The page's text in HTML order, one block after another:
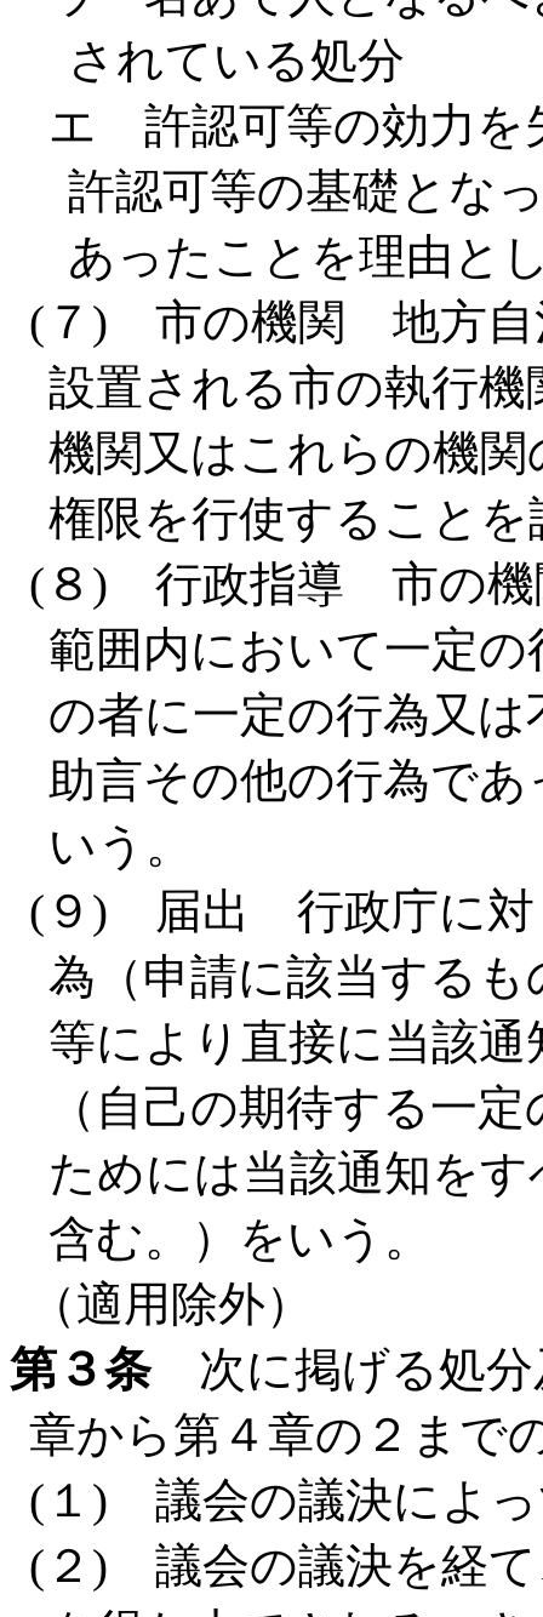
されている処分
エ 許認可等の効力を
許認可等の基礎とな
あったことを理由と
(７) 市の機関 地方自
設置される市の執行
機関又はこれらの機
権限を行使すること
(８) 行政指導 市の機
範囲内において一定
の者に一定の行為又
助言その他の行為で
いう。
(９) 届出 行政庁に対
為（申請に該当する
等により直接に当該
（自己の期待する一
ためには当該通知を
含む。）をいう。
（適用除外）
第３条次に掲げる処分
章から第４章の２まで
(１) 議会の議決によ
(２) 議会の議決を経て